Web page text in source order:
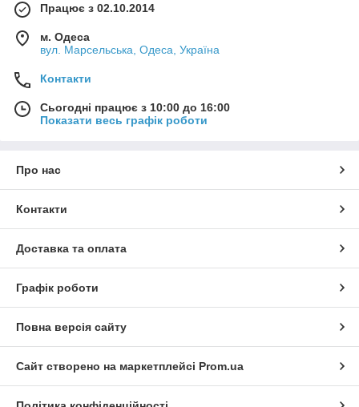
Працює з 02.10.2014
м. Одеса
вул. Марсельська, Одеса, Україна
Контакти
Сьогодні працює з 10:00 до 16:00
Показати весь графік роботи
Про нас
Контакти
Доставка та оплата
Графік роботи
Повна версія сайту
Сайт створено на маркетплейсі Prom.ua